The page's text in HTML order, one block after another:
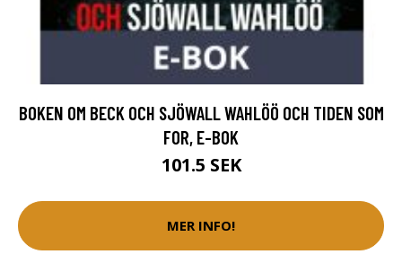
BOKEN OM BECK OCH SJÖWALL WAHLÖÖ OCH TIDEN SOM
FOR, E-BOK
101.5 SEK
MER INFO!